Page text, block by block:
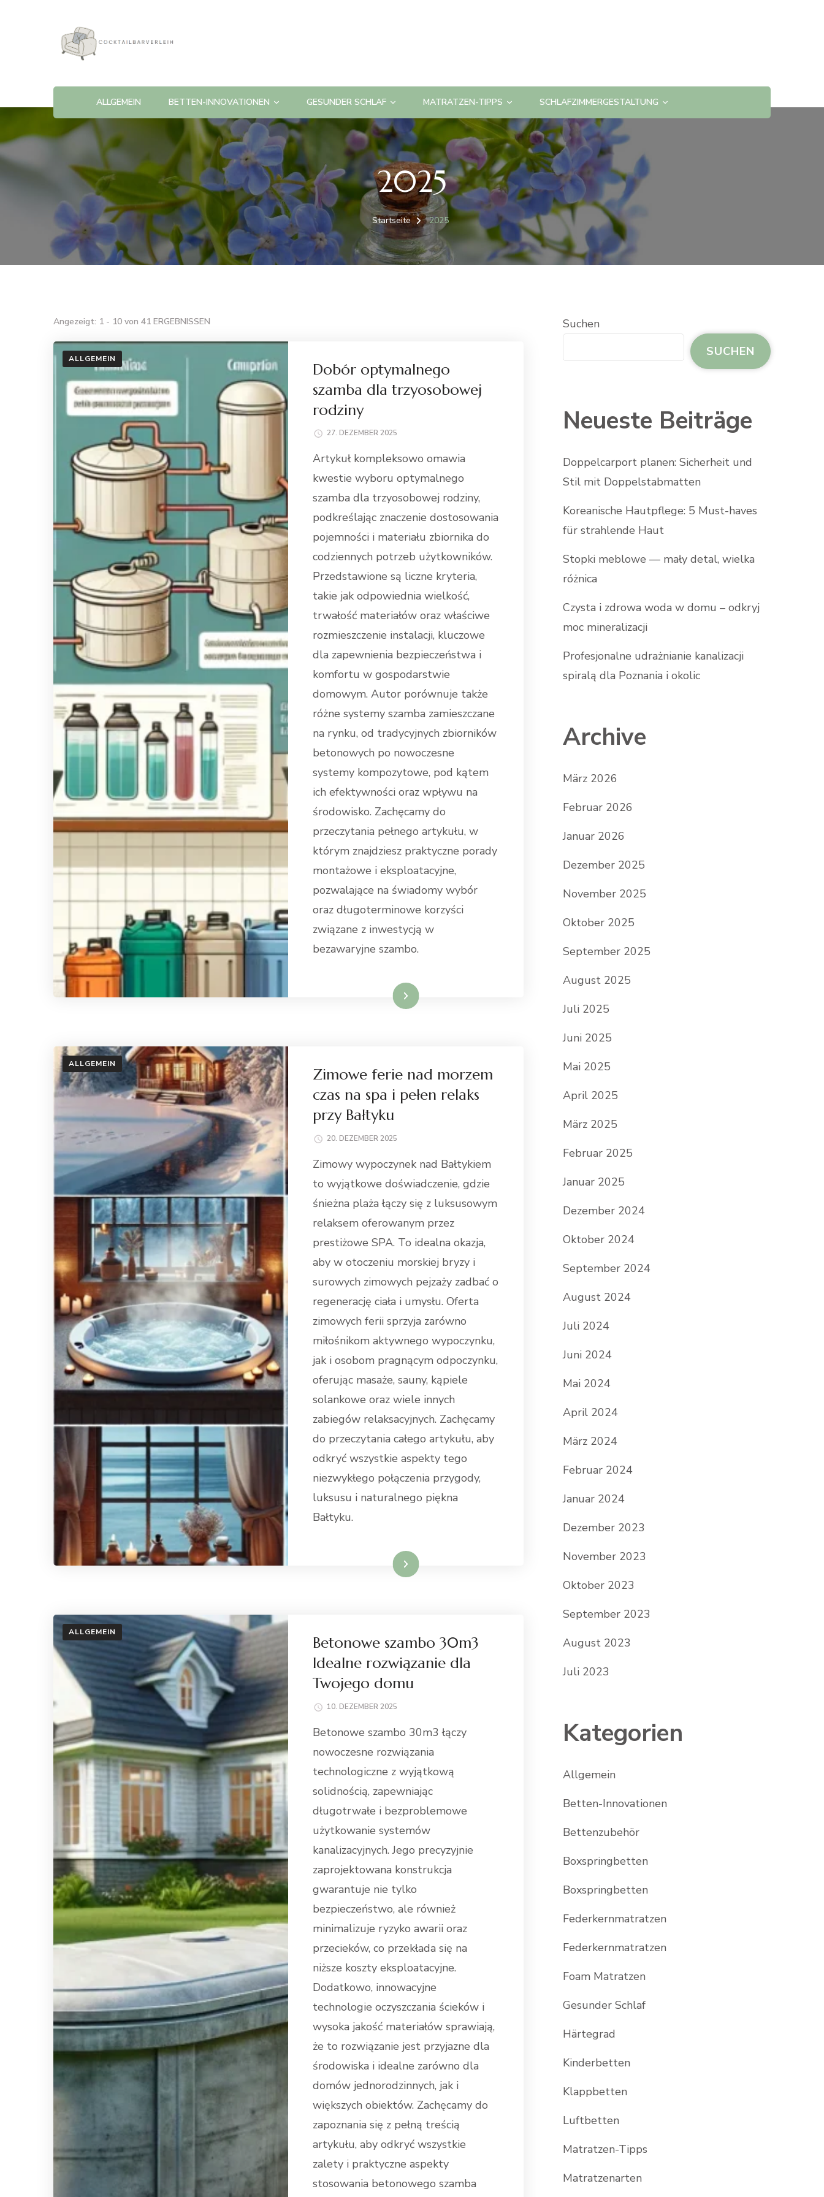
Cocktailbarverleih
ALLGEMEIN BETTEN-INNOVATIONEN GESUNDER SCHLAF MATRATZEN-TIPPS SCHLAFZIMMERGESTALTUNG
2025
Startseite 2025
Angezeigt: 1 - 10 von 41 ERGEBNISSEN
ALLGEMEIN
Dobór optymalnego
szamba dla trzyosobowej
rodziny
27. DEZEMBER 2025
Artykuł kompleksowo omawia
kwestie wyboru optymalnego
szamba dla trzyosobowej rodziny,
podkreślając znaczenie dostosowania
pojemności i materiału zbiornika do
codziennych potrzeb użytkowników.
Przedstawione są liczne kryteria,
takie jak odpowiednia wielkość,
trwałość materiałów oraz właściwe
rozmieszczenie instalacji, kluczowe
dla zapewnienia bezpieczeństwa i
komfortu w gospodarstwie
domowym. Autor porównuje także
różne systemy szamba zamieszczane
na rynku, od tradycyjnych zbiorników
betonowych po nowoczesne
systemy kompozytowe, pod kątem
ich efektywności oraz wpływu na
środowisko. Zachęcamy do
przeczytania pełnego artykułu, w
którym znajdziesz praktyczne porady
montażowe i eksploatacyjne,
pozwalające na świadomy wybór
oraz długoterminowe korzyści
związane z inwestycją w
bezawaryjne szambo.
Weiterlesen
ALLGEMEIN
Zimowe ferie nad morzem
czas na spa i pełen relaks
przy Bałtyku
20. DEZEMBER 2025
Zimowy wypoczynek nad Bałtykiem
to wyjątkowe doświadczenie, gdzie
śnieżna plaża łączy się z luksusowym
relaksem oferowanym przez
prestiżowe SPA. To idealna okazja,
aby w otoczeniu morskiej bryzy i
surowych zimowych pejzaży zadbać o
regenerację ciała i umysłu. Oferta
zimowych ferii sprzyja zarówno
miłośnikom aktywnego wypoczynku,
jak i osobom pragnącym odpoczynku,
oferując masaże, sauny, kąpiele
solankowe oraz wiele innych
zabiegów relaksacyjnych. Zachęcamy
do przeczytania całego artykułu, aby
odkryć wszystkie aspekty tego
niezwykłego połączenia przygody,
luksusu i naturalnego piękna
Bałtyku.
Weiterlesen
ALLGEMEIN
Betonowe szambo 30m3
Idealne rozwiązanie dla
Twojego domu
10. DEZEMBER 2025
Betonowe szambo 30m3 łączy
nowoczesne rozwiązania
technologiczne z wyjątkową
solidnością, zapewniając
długotrwałe i bezproblemowe
użytkowanie systemów
kanalizacyjnych. Jego precyzyjnie
zaprojektowana konstrukcja
gwarantuje nie tylko
bezpieczeństwo, ale również
minimalizuje ryzyko awarii oraz
przecieków, co przekłada się na
niższe koszty eksploatacyjne.
Dodatkowo, innowacyjne
technologie oczyszczania ścieków i
wysoka jakość materiałów sprawiają,
że to rozwiązanie jest przyjazne dla
środowiska i idealne zarówno dla
domów jednorodzinnych, jak i
większych obiektów. Zachęcamy do
zapoznania się z pełną treścią
artykułu, aby odkryć wszystkie
zalety i praktyczne aspekty
stosowania betonowego szamba
Suchen
SUCHEN
Neueste Beiträge
Doppelcarport planen: Sicherheit und
Stil mit Doppelstabmatten
Koreanische Hautpflege: 5 Must-haves
für strahlende Haut
Stopki meblowe — mały detal, wielka
różnica
Czysta i zdrowa woda w domu – odkryj
moc mineralizacji
Profesjonalne udrażnianie kanalizacji
spiralą dla Poznania i okolic
Archive
März 2026
Februar 2026
Januar 2026
Dezember 2025
November 2025
Oktober 2025
September 2025
August 2025
Juli 2025
Juni 2025
Mai 2025
April 2025
März 2025
Februar 2025
Januar 2025
Dezember 2024
Oktober 2024
September 2024
August 2024
Juli 2024
Juni 2024
Mai 2024
April 2024
März 2024
Februar 2024
Januar 2024
Dezember 2023
November 2023
Oktober 2023
September 2023
August 2023
Juli 2023
Kategorien
Allgemein
Betten-Innovationen
Bettenzubehör
Boxspringbetten
Boxspringbetten
Federkernmatratzen
Federkernmatratzen
Foam Matratzen
Gesunder Schlaf
Härtegrad
Kinderbetten
Klappbetten
Luftbetten
Matratzen-Tipps
Matratzenarten